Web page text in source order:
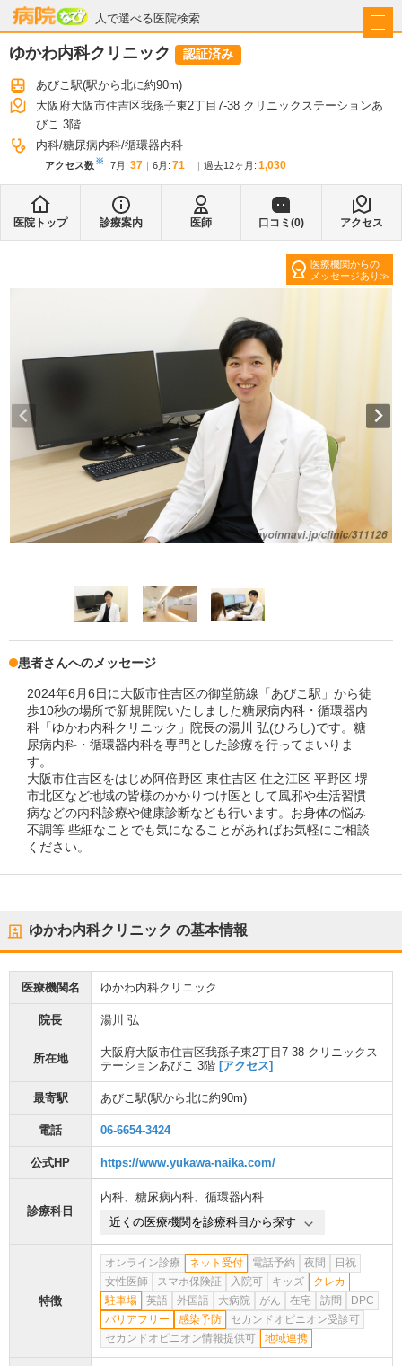
人で選べる医院検索
病院なび
ゆかわ内科クリニック 認証済み
あびこ駅(駅から北に約90m)
大阪府大阪市住吉区我孫子東2丁目7-38 クリニックステーションあ
びこ 3階
内科 糖尿病内科 循環器内科
アクセス数※ 7月 : 37 6月 : 71 過去12ヶ月: 1,030
医院トップ 診療案内 医師 口コミ(0) アクセス
医療機関からの
メッセージあり
患者さんへのメッセージ
2024年6月6日に大阪市住吉区の御堂筋線「あびこ駅」から徒
歩10秒の場所で新規開院いたしました糖尿病内科・循環器内
科「ゆかわ内科クリニック」院長の湯川 弘(ひろし)です。糖
尿病内科・循環器内科を専門とした診療を行ってまいりま
す。
大阪市住吉区をはじめ阿倍野区 東住吉区 住之江区 平野区 堺
市北区など地域の皆様のかかりつけ医として風邪や生活習慣
病などの内科診療や健康診断なども行います。お身体の悩み
不調等 些細なことでも気になることがあればお気軽にご相談
ください。
ゆかわ内科クリニック の基本情報
医療機関名 ゆかわ内科クリニック
院長 湯川 弘
所在地
大阪府大阪市住吉区我孫子東2丁目7-38 クリニックス
テーションあびこ 3階 [アクセス]
最寄駅 あびこ駅(駅から北に約90m)
電話 06-6654-3424
公式HP https://www.yukawa-naika.com/
診療科目
内科、 糖尿病内科、 循環器内科
近くの医療機関を診療科目から探す
特徴
オンライン診療 ネット受付 電話予約 夜間
日祝
女性医師
スマホ保険証 入院可 キッズ
クレカ
駐車場
英語 外国語 大病院 がん 在宅 訪問
DPC
バリアフリー
感染予防
セカンドオピニオン受診可
セカンドオピニオン情報提供可
地域連携